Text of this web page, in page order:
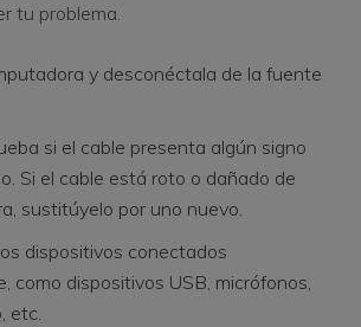
tu problema.
y desconéctala de la fuente
si el cable presenta algún signo
Si el cable está roto o dañado de
sustitúyelo por uno nuevo.
dispositivos conectados
como dispositivos USB, micrófonos,
etc.